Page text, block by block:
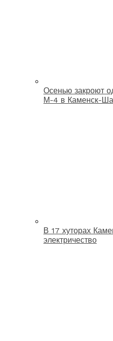
Осенью закроют
М-4 в Каменск-
В 17 хуторах
электричество